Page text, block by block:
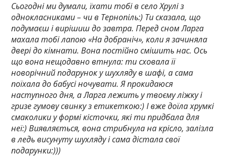
Сьогодні ми думали, їхати тобі в село Хрулі з
однокласниками – чи в Тернопіль:) Ти сказала, що
подумаєш і вирішиш до завтра. Перед сном Ларга
махала тобі лапою «На добраніч», коли я зачиняла
двері до кімнати. Вона постійно смішить нас. Ось
що вона нещодавно втнула: ти сховала її
новорічний подарунок у шухляду в шафі, а сама
поїхала до бабусі ночувати. Я прокидаюся
наступного дня, а Ларга лежить у твоєму ліжку і
гризе гумову свинку з етикеткою:) І вже доїла хрумкі
смаколики у формі кісточки, які ти придбала для
неї:) Виявляється, вона стрибнула на крісло, залізла
в ледь висунуту шухляду і сама дістала свої
подарунки:)))